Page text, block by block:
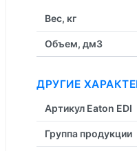
Вес, кг
Объем, дм3
ДРУГИЕ
Артикул Eaton EDI
Группа продукции